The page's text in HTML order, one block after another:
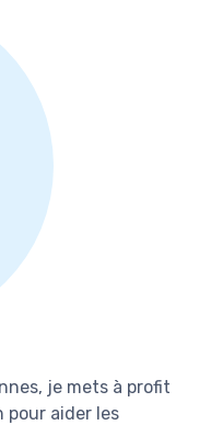
je mets à profit
pour aider les